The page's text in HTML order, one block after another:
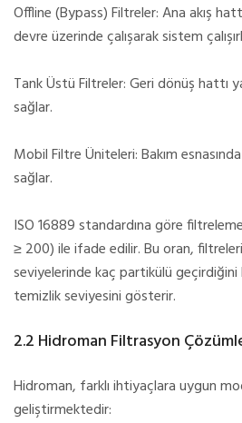
Offline (Bypass) Filtreler: Ana akış
devre üzerinde çalışarak sistem
Tank Üstü Filtreler: Geri dönüş hattı
sağlar.
Mobil Filtre Üniteleri: Bakım
sağlar.
ISO 16889 standardına göre
≥ 200) ile ifade edilir. Bu oran,
seviyelerinde kaç partikülü
temizlik seviyesini gösterir.
2.2 Hidroman Filtrasyon
Hidroman, farklı ihtiyaçlara uygun
geliştirmektedir: